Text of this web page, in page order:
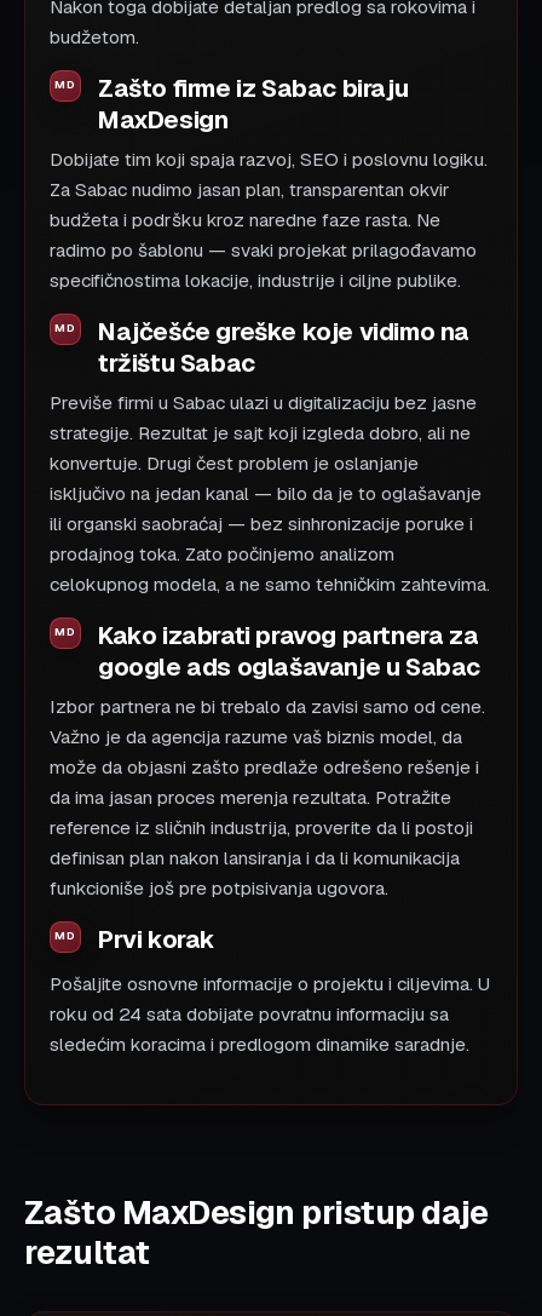
Nakon toga dobijate detaljan predlog sa rokovima i
budžetom.
Zašto firme iz Sabac biraju
MaxDesign
Dobijate tim koji spaja razvoj, SEO i poslovnu logiku.
Za Sabac nudimo jasan plan, transparentan okvir
budžeta i podršku kroz naredne faze rasta. Ne
radimo po šablonu — svaki projekat prilagođavamo
specifičnostima lokacije, industrije i ciljne publike.
Najčešće greške koje vidimo na
tržištu Sabac
Previše firmi u Sabac ulazi u digitalizaciju bez jasne
strategije. Rezultat je sajt koji izgleda dobro, ali ne
konvertuje. Drugi čest problem je oslanjanje
isključivo na jedan kanal — bilo da je to oglašavanje
ili organski saobraćaj — bez sinhronizacije poruke i
prodajnog toka. Zato počinjemo analizom
celokupnog modela, a ne samo tehničkim zahtevima.
Kako izabrati pravog partnera za
google ads oglašavanje u Sabac
Izbor partnera ne bi trebalo da zavisi samo od cene.
Važno je da agencija razume vaš biznis model, da
može da objasni zašto predlaže odrešeno rešenje i
da ima jasan proces merenja rezultata. Potražite
reference iz sličnih industrija, proverite da li postoji
definisan plan nakon lansiranja i da li komunikacija
funkcioniše još pre potpisivanja ugovora.
Prvi korak
Pošaljite osnovne informacije o projektu i ciljevima. U
roku od 24 sata dobijate povratnu informaciju sa
sledećim koracima i predlogom dinamike saradnje.
Zašto MaxDesign pristup daje
rezultat